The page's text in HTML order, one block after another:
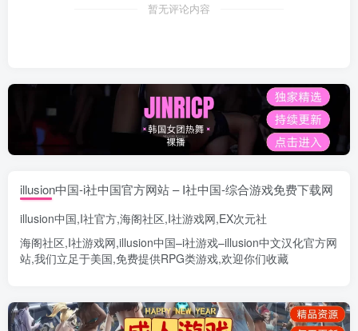
暂无评论内容
illusion中国-i社中国官方网站 – I社中国-综合游戏免费下载网
illusion中国,I社官方,海阁社区,I社游戏网,EX次元社
海阁社区,I社游戏网,illusion中国–i社游戏–illusion中文汉化官方网
站,我们立足于美国,免费提供RPG类游戏,欢迎你们收藏